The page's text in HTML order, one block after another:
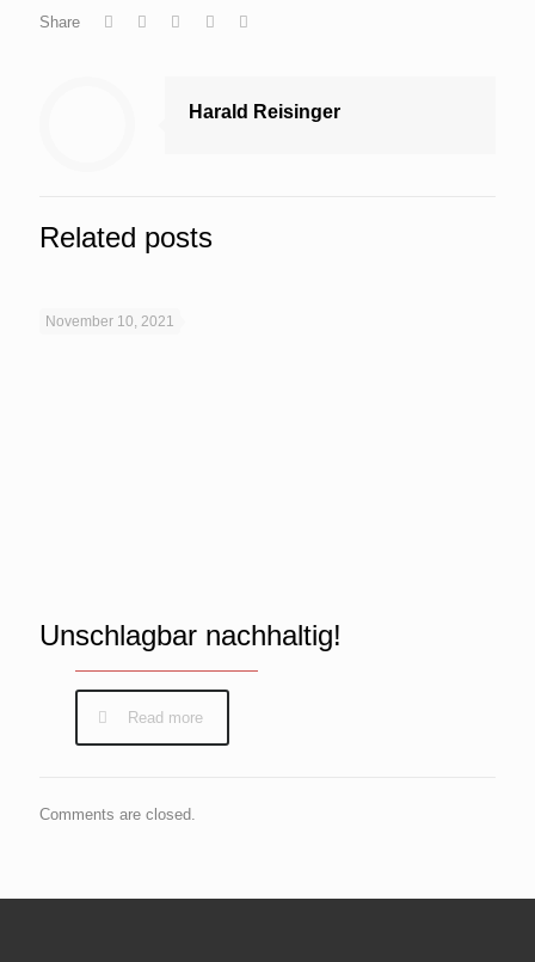
Share
Harald Reisinger
Related posts
November 10, 2021
Unschlagbar nachhaltig!
Read more
Comments are closed.